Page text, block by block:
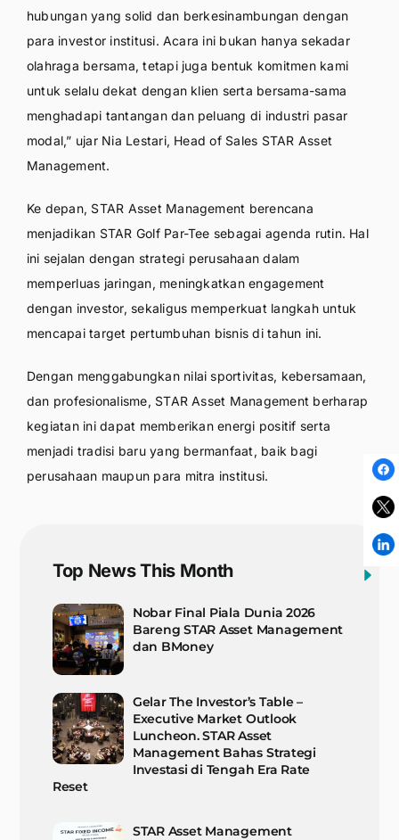
hubungan yang solid dan berkesinambungan dengan
para investor institusi. Acara ini bukan hanya sekadar
olahraga bersama, tetapi juga bentuk komitmen kami
untuk selalu dekat dengan klien serta bersama-sama
menghadapi tantangan dan peluang di industri pasar
modal,” ujar Nia Lestari, Head of Sales STAR Asset
Management.
Ke depan, STAR Asset Management berencana
menjadikan STAR Golf Par-Tee sebagai agenda rutin. Hal
ini sejalan dengan strategi perusahaan dalam
memperluas jaringan, meningkatkan engagement
dengan investor, sekaligus memperkuat langkah untuk
mencapai target pertumbuhan bisnis di tahun ini.
Dengan menggabungkan nilai sportivitas, kebersamaan,
dan profesionalisme, STAR Asset Management berharap
kegiatan ini dapat memberikan energi positif serta
menjadi tradisi baru yang bermanfaat, baik bagi
perusahaan maupun para mitra institusi.
Top News This Month
Nobar Final Piala Dunia 2026
Bareng STAR Asset Management
dan BMoney
Gelar The Investor’s Table –
Executive Market Outlook
Luncheon. STAR Asset
Management Bahas Strategi
Investasi di Tengah Era Rate
Reset
STAR Asset Management